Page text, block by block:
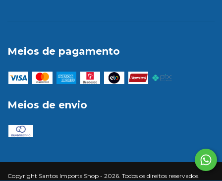
Meios de pagamento
Meios de envio
Copyright Santos Imports Shop - 2026. Todos os direitos reservados.